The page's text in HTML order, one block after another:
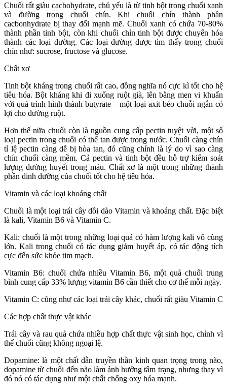
Chuối rất giàu cacbohydrate, chủ yếu là từ tinh bột trong chuối xanh
và đường trong chuối chín. Khi chuối chín thành phần
cacbonhydrate bị thay đổi mạnh mẽ. Chuối xanh có chứa 70-80%
thành phần tinh bột, còn khi chuối chín tinh bột được chuyển hóa
thành các loại đường. Các loại đường được tìm thấy trong chuối
chín như: sucrose, fructose và glucose.
Chất xơ
Tinh bột kháng trong chuối rất cao, đồng nghĩa nó cực kì tốt cho hệ
tiêu hóa. Bột kháng khi đi xuống ruột già, lên bằng men vi khuẩn
với quá trình hình thành butyrate – một loại axit béo chuỗi ngắn có
lợi cho đường ruột.
Hơn thế nữa chuối còn là nguồn cung cấp pectin tuyệt vời, một số
loại pectin trong chuối có thể tan được trong nước. Chuối càng chín
tỉ lệ pectin càng dễ bị hòa tan, đó cũng chính là lý do vì sao càng
chín chuối càng mềm. Cả pectin và tinh bột đều hỗ trợ kiểm soát
lượng đường huyết trong máu. Chất xơ là một trong những thành
phần dinh dưỡng của chuối tốt cho hệ tiêu hóa.
Vitamin và các loại khoáng chất
Chuối là một loại trái cây dồi dào Vitamin và khoáng chất. Đặc biệt
là kali, Vitamin B6 và Vitamin C.
Kali: chuối là một trong những loại quả có hàm lượng kali vô cùng
lớn. Kali trong chuối có tác dụng giảm huyết áp, có tác động tích
cực đến sức khỏe tim mạch.
Vitamin B6: chuối chứa nhiều Vitamin B6, một quả chuối trung
bình cung cấp 33% lượng vitamin B6 cần thiết cho cơ thể mỗi ngày.
Vitamin C: cũng như các loại trái cây khác, chuối rất giàu Vitamin C
Các hợp chất thực vật khác
Trái cây và rau quả chứa nhiều hợp chất thực vật sinh học, chính vì
thế chuối cũng không ngoại lệ.
Dopamine: là một chất dẫn truyền thần kinh quan trọng trong não,
dopamine từ chuối đến não làm ảnh hưởng tâm trạng, nhưng thay vì
đó nó có tác dụng như một chất chống oxy hóa mạnh.